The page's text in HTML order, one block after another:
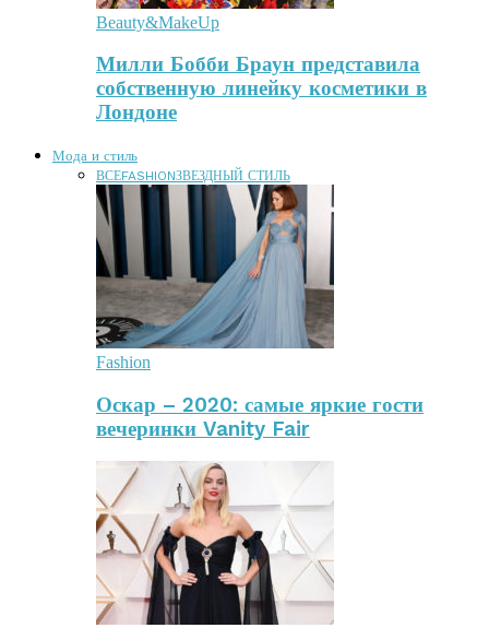
Beauty&MakeUp
Милли Бобби Браун представила
собственную линейку косметики в
Лондоне
Мода и стиль
ВСЕFASHIONЗВЕЗДНЫЙ СТИЛЬ
Fashion
Оскар – 2020: самые яркие гости
вечеринки Vanity Fair